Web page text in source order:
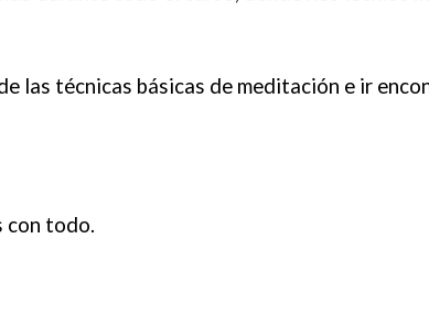
las técnicas básicas de meditación e ir
con todo.